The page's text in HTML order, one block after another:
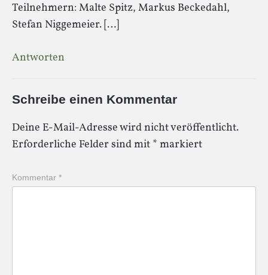
Teilnehmern: Malte Spitz, Markus Beckedahl,
Stefan Niggemeier. […]
Antworten
Schreibe einen Kommentar
Deine E-Mail-Adresse wird nicht veröffentlicht.
Erforderliche Felder sind mit * markiert
Kommentar *